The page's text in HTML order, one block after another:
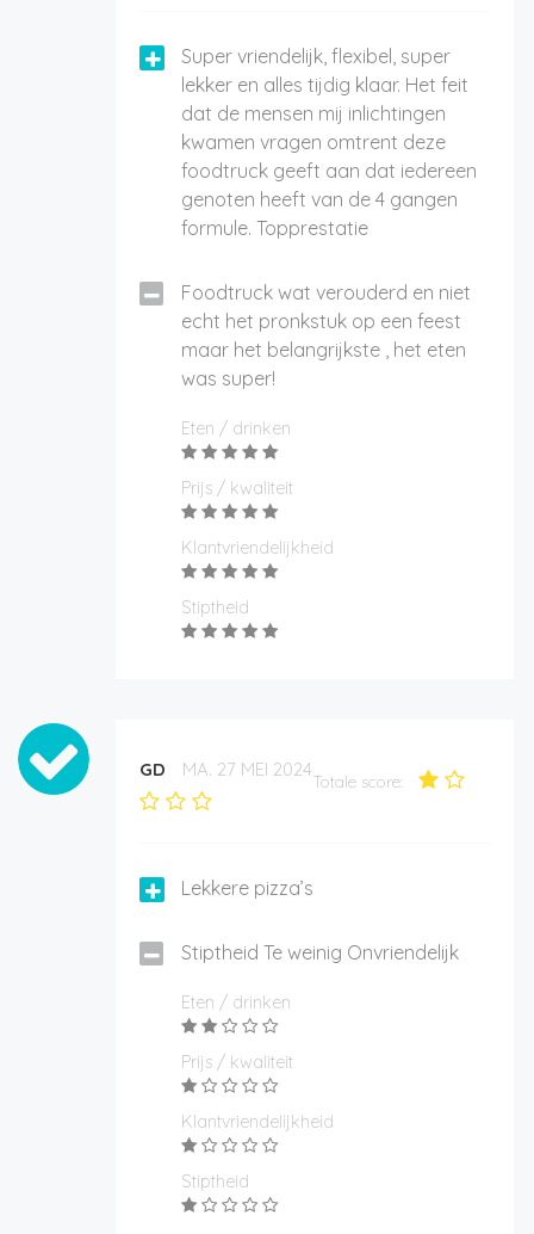
Super vriendelijk, flexibel, super
lekker en alles tijdig klaar. Het feit
dat de mensen mij inlichtingen
kwamen vragen omtrent deze
foodtruck geeft aan dat iedereen
genoten heeft van de 4 gangen
formule. Topprestatie
Foodtruck wat verouderd en niet
echt het pronkstuk op een feest
maar het belangrijkste , het eten
was super!
Eten / drinken
Prijs / kwaliteit
Klantvriendelijkheid
Stiptheid
GD MA. 27 MEI 2024
Totale score:
Lekkere pizza’s
Stiptheid Te weinig Onvriendelijk
Eten / drinken
Prijs / kwaliteit
Klantvriendelijkheid
Stiptheid